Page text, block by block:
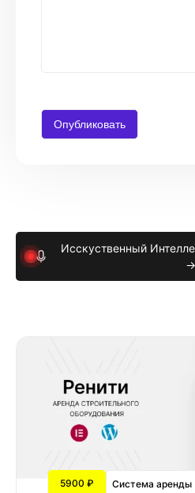
Исскуственный
→
5900 ₽ Система аренды